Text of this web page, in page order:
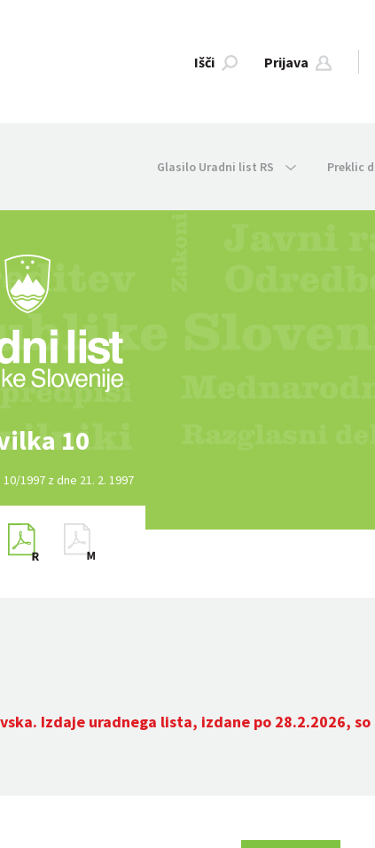
Išči Prijava
Glasilo Uradni list RS Preklic
10
1997 z dne 21. 2. 1997
Izdaje uradnega lista, izdane po 28.2.2026, so